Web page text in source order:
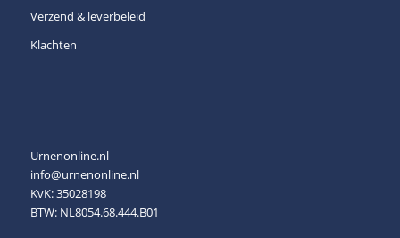
Verzend & leverbeleid
Klachten
Urnenonline.nl
info@urnenonline.nl
KvK: 35028198
BTW: NL8054.68.444.B01